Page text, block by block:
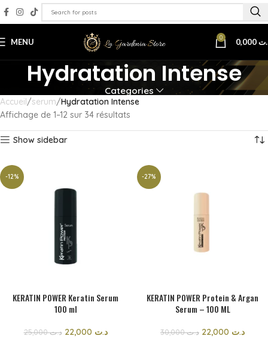
MENU 0
Hydratation Intense
Categories
Accueil serum Hydratation Intense
Affichage de 1–12 sur 34 résultats
Show sidebar
-12%
KERATIN POWER Keratin Serum
100 ml
د.ت25,000 د.ت
-27%
KERATIN POWER Protein & Argan
Serum – 100 ML
د.ت30,000 د.ت